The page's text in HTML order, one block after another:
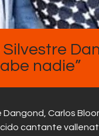
nadie”
Dangond, Carlos
cantante